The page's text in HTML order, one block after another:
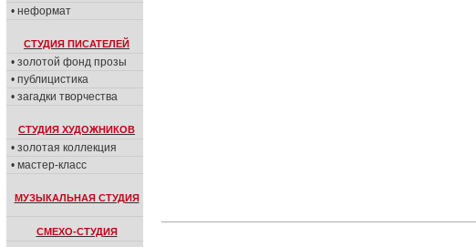
• неформат
СТУДИЯ ПИСАТЕЛЕЙ
• золотой фонд прозы
• публицистика
• загадки творчества
СТУДИЯ ХУДОЖНИКОВ
• золотая коллекция
• мастер-класс
МУЗЫКАЛЬНАЯ СТУДИЯ
СМЕХО-СТУДИЯ